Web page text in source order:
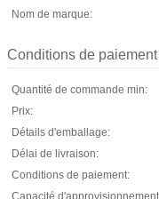
Nom de marque:
Conditions de
Quantité de commande min:
Prix:
Détails d'emballage:
Délai de livraison:
Conditions de paiement:
Capacité